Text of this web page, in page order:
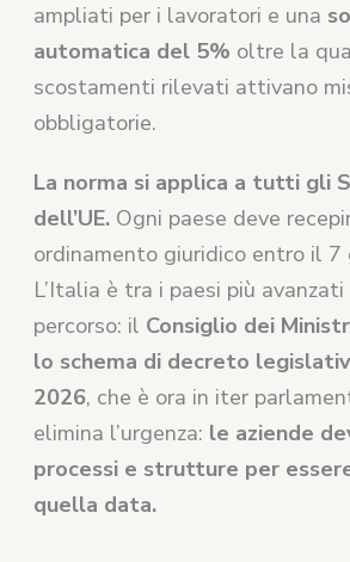
ampliati per i lavoratori e una
automatica del 5% oltre la
scostamenti rilevati attivano
obbligatorie.
La norma si applica a tutti gli
dell’UE. Ogni paese deve
ordinamento giuridico entro il 7
L’Italia è tra i paesi più
percorso: il Consiglio dei
lo schema di decreto
2026, che è ora in iter
elimina l’urgenza: le aziende
processi e strutture per
quella data.